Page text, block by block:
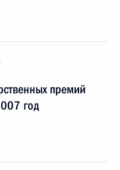
премий
год